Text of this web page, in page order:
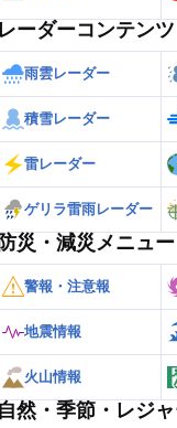
レーダーコンテンツ
雨雲レーダー
積雪レーダー
雷レーダー
ゲリラ雷雨レーダー
防災・減災メニュー
警報・注意報
地震情報
火山情報
自然・季節・レジ